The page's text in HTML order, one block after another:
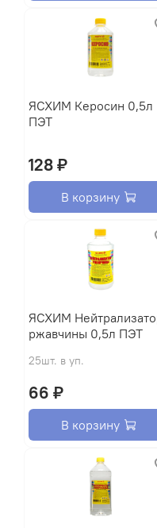
ЯСХИМ Керосин 0,5л
ПЭТ
128 ₽
В корзину
ЯСХИМ Нейтрализатор
ржавчины 0,5л ПЭТ
25шт. в уп.
66 ₽
В корзину